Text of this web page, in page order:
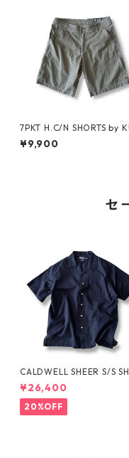
7PKT H.C/N SHORTS by
¥9,900
セ
CALDWELL SHEER S/S
by Polo Ralph Lauren
¥26,400
20%OFF